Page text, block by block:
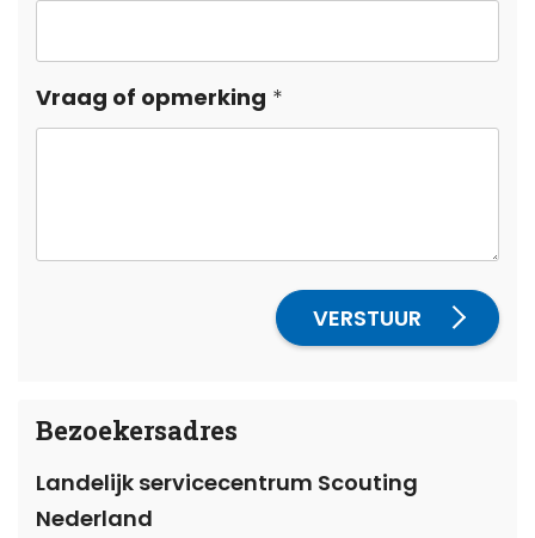
Vraag of opmerking
VERSTUUR
Bezoekersadres
Landelijk servicecentrum Scouting
Nederland